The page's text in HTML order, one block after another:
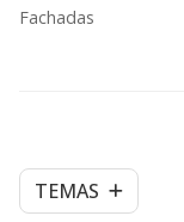
TEMAS
Fachadas